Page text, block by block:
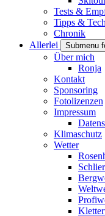
Tests &
Tipps &
Chronik
Allerlei
Submenu
Über mich
Ronja
Kontakt
Sponsoring
Fotolizenzen
Impressum
Klimaschutz
Wetter